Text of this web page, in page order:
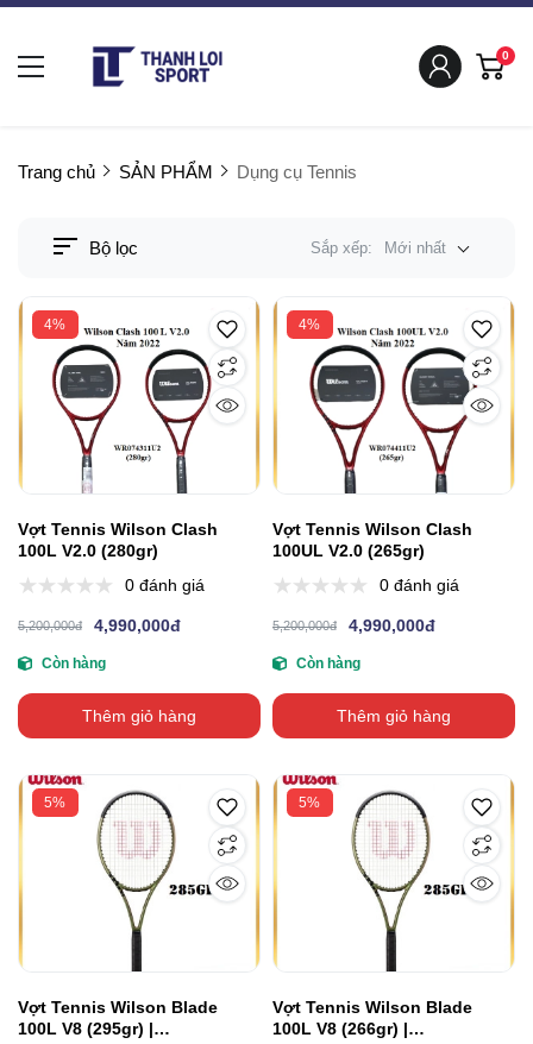
0
Trang chủ SẢN PHẨM Dụng cụ Tennis
Bộ lọc Sắp xếp: Mới nhất
4%
Vợt Tennis Wilson Clash
100L V2.0 (280gr)
0 đánh giá
5,200,000đ 4,990,000đ
Còn hàng
Thêm giỏ hàng
4%
Vợt Tennis Wilson Clash
100UL V2.0 (265gr)
0 đánh giá
5,200,000đ 4,990,000đ
Còn hàng
Thêm giỏ hàng
5%
Vợt Tennis Wilson Blade
100L V8 (295gr) |
5%
Vợt Tennis Wilson Blade
100L V8 (266gr) |